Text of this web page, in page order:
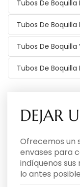
Tubos De
Tubos De
Tubos De
Tubos De Boquilla
DEJAR
Ofrecemos un
envases para
indíquenos
lo antes